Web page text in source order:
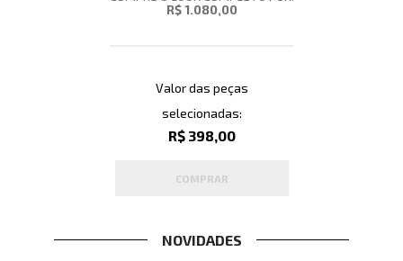
R$ 1.080,00
Valor das peças
selecionadas:
R$ 398,00
COMPRAR
NOVIDADES